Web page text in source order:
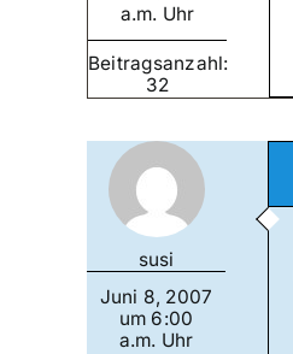
a.m. Uhr
Beitragsanzahl:
32
susi
Juni 8, 2007
um 6:00
a.m. Uhr